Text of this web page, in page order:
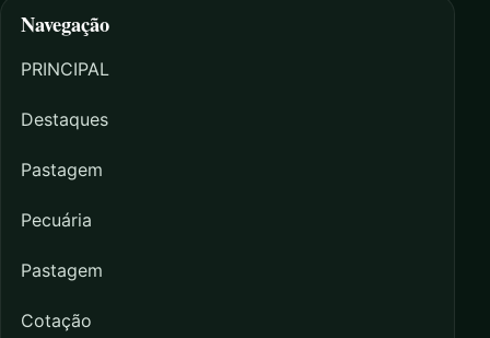
Navegação
PRINCIPAL
Destaques
Pastagem
Pecuária
Pastagem
Cotação